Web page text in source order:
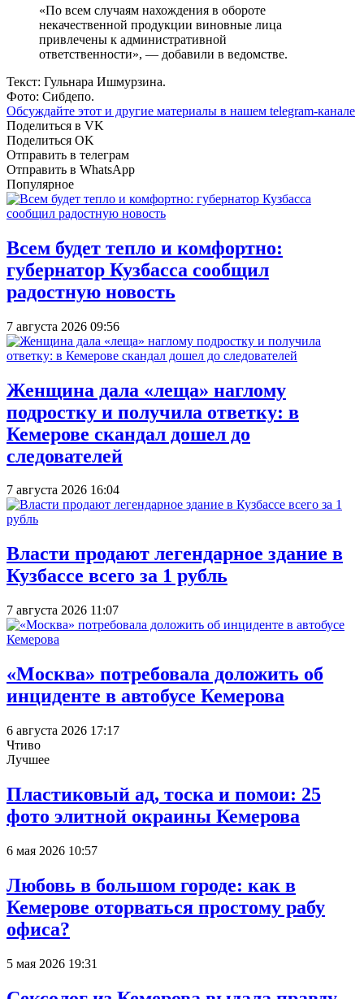
«По всем случаям нахождения в обороте
некачественной продукции виновные лица
привлечены к административной
ответственности», — добавили в ведомстве.
Текст: Гульнара Ишмурзина.
Фото: Сибдепо.
Обсуждайте этот и другие материалы в нашем telegram-канале
Поделиться в VK
Поделиться OK
Отправить в телеграм
Отправить в WhatsApp
Популярное
Всем будет тепло и комфортно:
губернатор Кузбасса сообщил
радостную новость
7 августа 2026 09:56
Женщина дала «леща» наглому
подростку и получила ответку: в
Кемерове скандал дошел до
следователей
7 августа 2026 16:04
Власти продают легендарное здание в
Кузбассе всего за 1 рубль
7 августа 2026 11:07
«Москва» потребовала доложить об
инциденте в автобусе Кемерова
6 августа 2026 17:17
Чтиво
Лучшее
Пластиковый ад, тоска и помои: 25
фото элитной окраины Кемерова
6 мая 2026 10:57
Любовь в большом городе: как в
Кемерове оторваться простому рабу
офиса?
5 мая 2026 19:31